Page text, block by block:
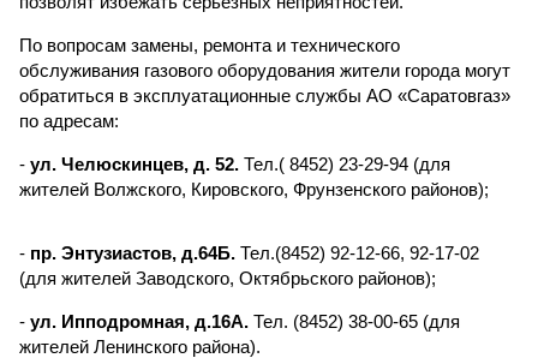
По вопросам замены, ремонта и технического
обслуживания газового оборудования жители города могут
обратиться в эксплуатационные службы АО «Саратовгаз»
по адресам:
- ул. Челюскинцев, д. 52. Тел.( 8452) 23-29-94 (для
жителей Волжского, Кировского, Фрунзенского районов);
- пр. Энтузиастов, д.64Б. Тел.(8452) 92-12-66, 92-17-02
(для жителей Заводского, Октябрьского районов);
- ул. Ипподромная, д.16А. Тел. (8452) 38-00-65 (для
жителей Ленинского района).